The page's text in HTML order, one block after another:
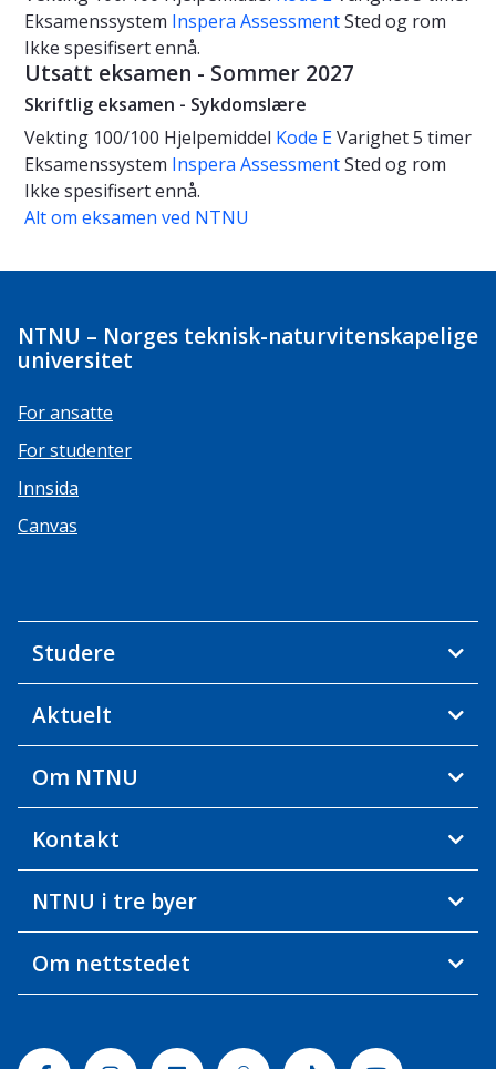
Eksamenssystem Inspera AssessmentSted og rom
Ikke spesifisert ennå.
Utsatt eksamen - Sommer 2027
Skriftlig eksamen - Sykdomslære
Vekting 100/100 Hjelpemiddel Kode EVarighet5 timer
Eksamenssystem Inspera AssessmentSted og rom
Ikke spesifisert ennå.
Alt om eksamen ved NTNU
NTNU – Norges teknisk-naturvitenskapelige
universitet
For ansatte
For studenter
Innsida
Canvas
Studere
Aktuelt
Om NTNU
Kontakt
NTNU i tre byer
Om nettstedet